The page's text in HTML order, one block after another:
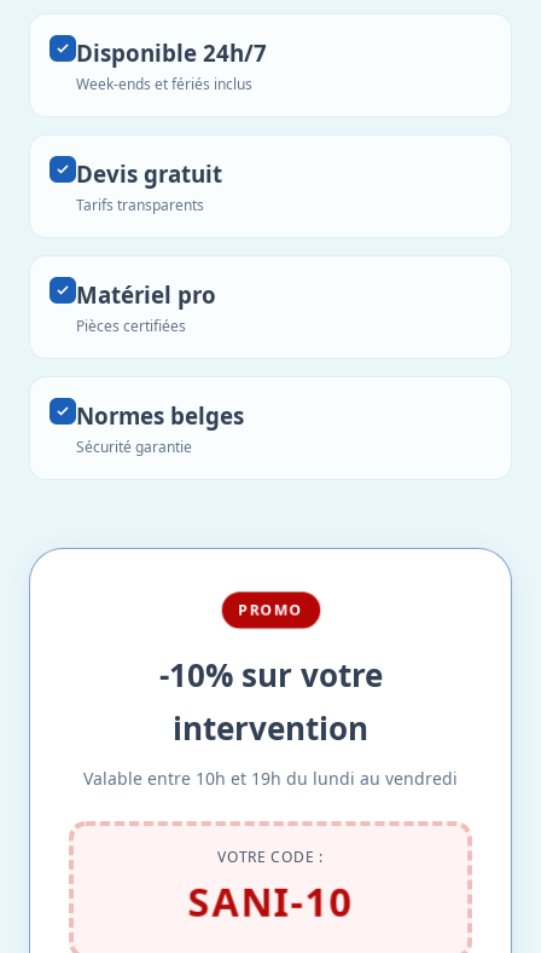
Disponible 24h/7
Week-ends et fériés inclus
Devis gratuit
Tarifs transparents
Matériel pro
Pièces certifiées
Normes belges
Sécurité garantie
PROMO
-10% sur votre
intervention
Valable entre 10h et 19h du lundi au vendredi
VOTRE CODE :
SANI-10